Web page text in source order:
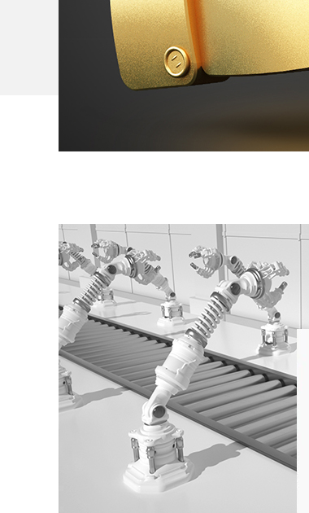
品更周到的服务
，经过严格的检测，确保每一个出厂的产品质量
信，市场为先的经营理念